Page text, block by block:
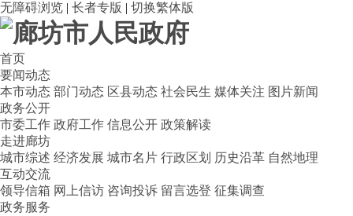
无障碍浏览 | 长者专版 | 切换繁体版
首页
要闻动态
本市动态 部门动态 区县动态 社会民生 媒体关注 图片新闻
政务公开
市委工作 政府工作 信息公开 政策解读
走进廊坊
城市综述 经济发展 城市名片 行政区划 历史沿革 自然地理
互动交流
领导信箱 网上信访 咨询投诉 留言选登 征集调查
政务服务